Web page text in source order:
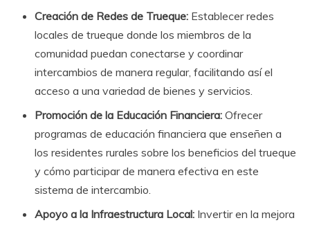
Creación de Redes de Trueque: Establecer redes
locales de trueque donde los miembros de la
comunidad puedan conectarse y coordinar
intercambios de manera regular, facilitando así el
acceso a una variedad de bienes y servicios.
Promoción de la Educación Financiera: Ofrecer
programas de educación financiera que enseñen a
los residentes rurales sobre los beneficios del trueque
y cómo participar de manera efectiva en este
sistema de intercambio.
Apoyo a la Infraestructura Local: Invertir en la mejora